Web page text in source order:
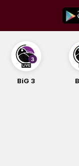
content
BiG 3